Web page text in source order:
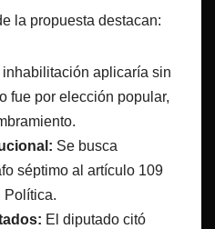
la propuesta destacan:
inhabilitación aplicaría sin
fue por elección popular,
Se busca
séptimo al artículo 109
Política.
El diputado citó